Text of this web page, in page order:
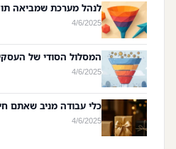
לנהל מערכת שמביאה
4/6/2025
המסלול הסודי של
4/6/2025
כלי עבודה מניב שאתם
4/6/2025